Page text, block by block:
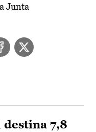
Junta
7,8